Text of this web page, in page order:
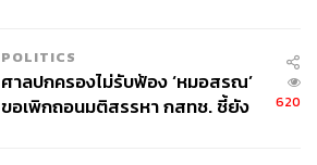
POLITICS
ศาลปกครองไม่รับฟ้อง ‘หมอสรณ’
ขอเพิกถอนมติสรรหา กสทช. ชี้ยัง
620